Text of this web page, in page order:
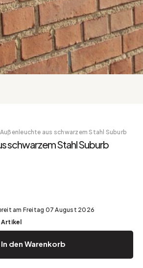
Außenleuchte aus schwarzem Stahl Suburb
schwarzem Stahl Suburb
am Freitag 07 August 2026
In den Warenkorb